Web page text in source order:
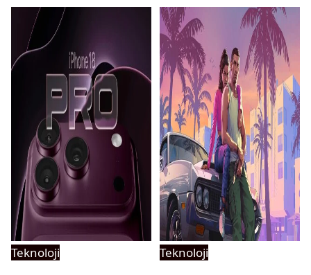
Teknoloji
Teknoloji